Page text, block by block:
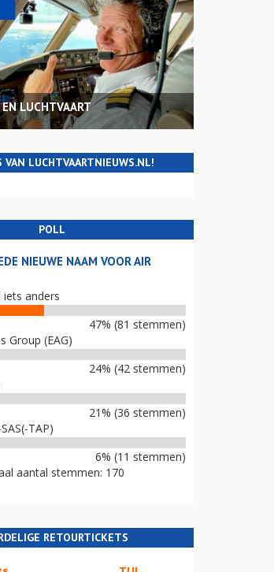
LUCHTVAART
VAN LUCHTVAARTNIEUWS.NL!
POLL
NIEUWE NAAM VOOR AIR
iets anders
47% (81 stemmen)
Group (EAG)
24% (42 stemmen)
21% (36 stemmen)
TAP)
6% (11 stemmen)
aantal stemmen: 170
RETOURTICKETS